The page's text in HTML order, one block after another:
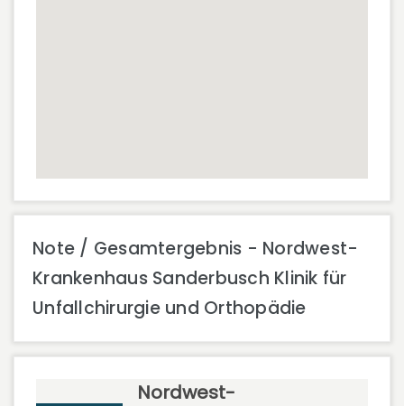
Note / Gesamtergebnis - Nordwest-
Krankenhaus Sanderbusch Klinik für
Unfallchirurgie und Orthopädie
Nordwest-